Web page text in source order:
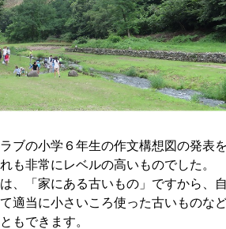
ブの小学６年生の作文構想図の発表
も非常にレベルの高いものでした。
、「家にある古いもの」ですから、
適当に小さいころ使った古いものな
もできます。